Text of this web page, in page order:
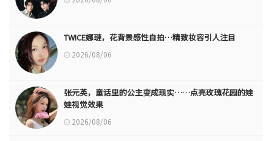
TWICE娜璉，花背景感性自拍…精致妆容引人注目
2026/08/06
张元英，童话里的公主变成现实……点亮玫瑰花园的娃
娃视觉效果
2026/08/06